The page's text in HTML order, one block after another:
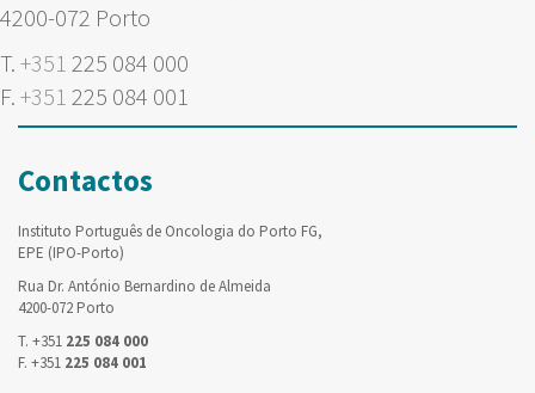
4200-072 Porto
T. +351 225 084 000
F. +351 225 084 001
Contactos
Instituto Português de Oncologia do Porto FG,
EPE (IPO-Porto)
Rua Dr. António Bernardino de Almeida
4200-072 Porto
T. +351 225 084 000
F. +351 225 084 001